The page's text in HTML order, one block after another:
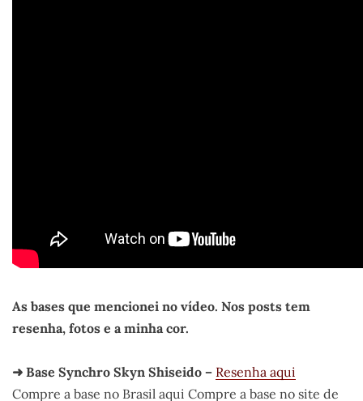
As bases que mencionei no vídeo. Nos posts tem
resenha, fotos e a minha cor.
➜ Base Synchro Skyn Shiseido – Resenha aqui
Compre a base no Brasil aqui Compre a base no site de